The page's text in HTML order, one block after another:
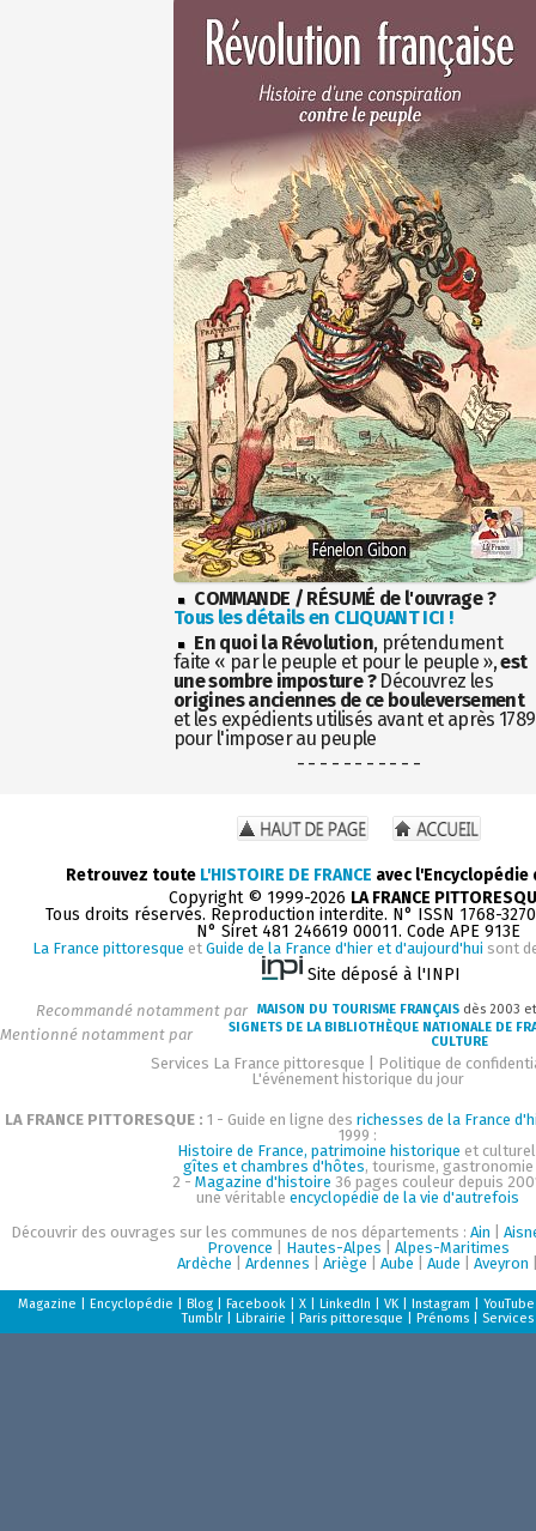
COMMANDE / RÉSUMÉ de l'ouvrage ?
Tous les détails en CLIQUANT ICI !
En quoi la Révolution, prétendument
faite « par le peuple et pour le peuple »,est
une sombre imposture ?Découvrez les
origines anciennes de ce bouleversement
et les expédients utilisés avant et après 1789
pour l'imposer au peuple
- - - - - - - - - - -
Retrouvez toute L'HISTOIRE DE FRANCE avec
Copyright © 1999-2026 LA FRANCE
Tous droits réservés. Reproduction interdite. N° ISSN 1768-
N° Siret 481 246619 00011. Code APE 913E
La France pittoresque et Guide de la France d'hier et d'aujourd'hui sont
Site déposé à l'INPI
Recommandé notamment par MAISON DU TOURISME FRANÇAIS dès 2003
Mentionné notamment par
SIGNETS DE LA BIBLIOTHÈQUE NATIONALE DE
CULTURE
Services La France pittoresque
Politique de
L'événement historique du jour
LA FRANCE PITTORESQUE : 1 - Guide en ligne des richesses de la France
1999 :
Histoire de France, patrimoine historique et
gîtes et chambres d'hôtes, tourisme, gastronomie
2 - Magazine d'histoire 36 pages couleur depuis
une véritableencyclopédie de la vie d'autrefois
Découvrir des ouvrages sur les communes de nos départements :Ain |
Provence
Hautes-Alpes
Alpes-Maritimes
Ardèche |Ardennes |Ariège |Aube |Aude |Aveyron
Magazine |Encyclopédie |Blog |Facebook |X |LinkedIn |VK |Instagram |YouTube
Tumblr |Librairie |Paris pittoresque |Prénoms Services